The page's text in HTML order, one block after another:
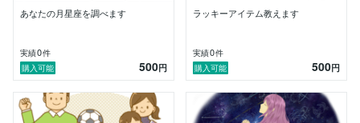
あなたの月星座を調べます
実績0件
購入可能
500円
ラッキーアイテム教えます
実績0件
購入可能
500円